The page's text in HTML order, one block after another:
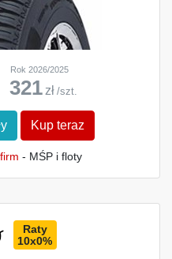
Rok 2026/2025
321 zł /szt.
Kup teraz
- MŚP i floty
Raty
10x0%